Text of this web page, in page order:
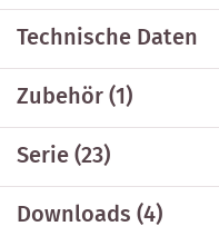
Technische Daten
Zubehör(1)
Serie(23)
Downloads (4)